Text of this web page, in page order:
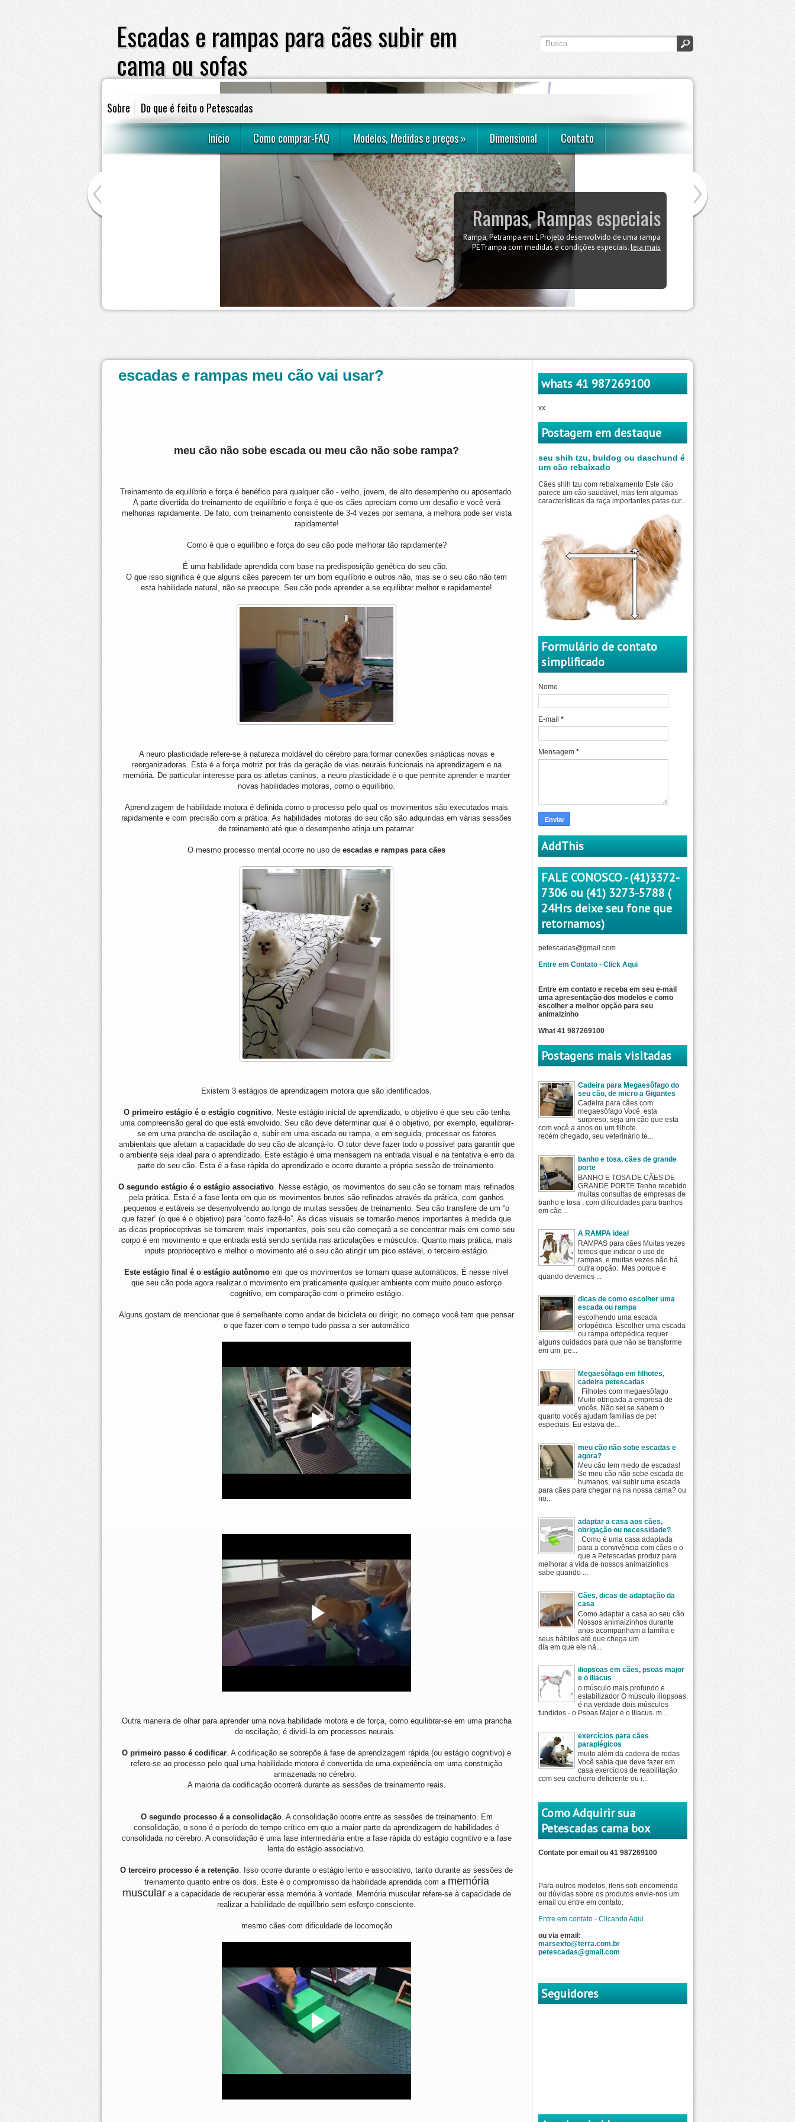
Escadas e rampas para cães subir em
cama ou sofas
escadas e rampas para cães subir em sofá ou cama
Sobre
Do que é feito o Petescadas
Início
Como comprar-FAQ Modelos, Medidas e preços» Dimensional Contato
Rampas, Rampas especiais
Rampa, Petrampa em L Projeto desenvolvido de uma rampa
PETrampa com medidas e condições especiais.leia mais
Quarto de casal
Como obter a melhor opção para manter seu filhote no
quarto do casal com conforto e sem destruir a harmonia do
escadas e rampas meu cão vai usar?
meu cão não sobe escada ou meu cão não sobe rampa?
Treinamento de equilíbrio e força é benéfico para qualquer cão - velho, jovem, de alto desempenho ou aposentado.
A parte divertida do treinamento de equilíbrio e força é que os cães apreciam como um desafio e você verá
melhorias rapidamente. De fato, com treinamento consistente de 3-4 vezes por semana, a melhora pode ser vista
rapidamente!
Como é que o equilíbrio e força do seu cão pode melhorar tão rapidamente?
É uma habilidade aprendida com base na predisposição genética do seu cão.
O que isso significa é que alguns cães parecem ter um bom equilíbrio e outros não, mas se o seu cão não tem
esta habilidade natural, não se preocupe. Seu cão pode aprender a se equilibrar melhor e rapidamente!
A neuro plasticidade refere-se à natureza moldável do cérebro para formar conexões sinápticas novas e
reorganizadoras. Esta é a força motriz por trás da geração de vias neurais funcionais na aprendizagem e na
memória. De particular interesse para os atletas caninos, a neuro plasticidade é o que permite aprender e manter
novas habilidades motoras, como o equilíbrio.
Aprendizagem de habilidade motora é definida como o processo pelo qual os movimentos são executados mais
rapidamente e com precisão com a prática. As habilidades motoras do seu cão são adquiridas em várias sessões
de treinamento até que o desempenho atinja um patamar.
O mesmo processo mental ocorre no uso de escadas e rampas para cães
Existem 3 estágios de aprendizagem motora que são identificados.
O primeiro estágio é o estágio cognitivo. Neste estágio inicial de aprendizado, o objetivo é que seu cão tenha
uma compreensão geral do que está envolvido. Seu cão deve determinar qual é o objetivo, por exemplo, equilibrar-
se em uma prancha de oscilação e, subir em uma escada ou rampa, e em seguida, processar os fatores
ambientais que afetam a capacidade do seu cão de alcançá-lo. O tutor deve fazer todo o possível para garantir que
o ambiente seja ideal para o aprendizado. Este estágio é uma mensagem na entrada visual e na tentativa e erro da
parte do seu cão. Esta é a fase rápida do aprendizado e ocorre durante a própria sessão de treinamento.
O segundo estágio é o estágio associativo. Nesse estágio, os movimentos do seu cão se tornam mais refinados
pela prática. Esta é a fase lenta em que os movimentos brutos são refinados através da prática, com ganhos
pequenos e estáveis ​​se desenvolvendo ao longo de muitas sessões de treinamento. Seu cão transfere de um “o
que fazer” (o que é o objetivo) para “como fazê-lo”. As dicas visuais se tornarão menos importantes à medida que
as dicas proprioceptivas se tornarem mais importantes, pois seu cão começará a se concentrar mais em como seu
corpo é em movimento e que entrada está sendo sentida nas articulações e músculos. Quanto mais prática, mais
inputs proprioceptivo e melhor o movimento até o seu cão atingir um pico estável, o terceiro estágio.
Este estágio final é o estágio autônomo em que os movimentos se tornam quase automáticos. É nesse nível
que seu cão pode agora realizar o movimento em praticamente qualquer ambiente com muito pouco esforço
cognitivo, em comparação com o primeiro estágio.
Alguns gostam de mencionar que é semelhante como andar de bicicleta ou dirigir, no começo você tem que pensar
o que fazer com o tempo tudo passa a ser automático
Outra maneira de olhar para aprender uma nova habilidade motora e de força, como equilibrar-se em uma prancha
de oscilação, é dividi-la em processos neurais.
O primeiro passo é codificar. A codificação se sobrepõe à fase de aprendizagem rápida (ou estágio cognitivo) e
refere-se ao processo pelo qual uma habilidade motora é convertida de uma experiência em uma construção
armazenada no cérebro.
A maioria da codificação ocorrerá durante as sessões de treinamento reais.
O segundo processo é a consolidação. A consolidação ocorre entre as sessões de treinamento. Em
consolidação, o sono é o período de tempo crítico em que a maior parte da aprendizagem de habilidades é
consolidada no cérebro. A consolidação é uma fase intermediária entre a fase rápida do estágio cognitivo e a fase
lenta do estágio associativo.
O terceiro processo é a retenção. Isso ocorre durante o estágio lento e associativo, tanto durante as sessões de
treinamento quanto entre os dois. Este é o compromisso da habilidade aprendida com a memória
musculare a capacidade de recuperar essa memória à vontade. Memória muscular refere-se à capacidade de
realizar a habilidade de equilíbrio sem esforço consciente.
mesmo cães com dificuldade de locomoção
whats 41 987269100
xx
Postagem em destaque
seu shih tzu, buldog ou daschund é
um cão rebaixado
Cães shih tzu com rebaixamento Este cão
parece um cão saudável, mas tem algumas
características da raça importantes patas cur...
Formulário de contato
simplificado
Nome
E-mail *
Mensagem *
AddThis
FALE CONOSCO - (41)3372-
7306 ou (41) 3273-5788 (
24Hrs deixe seu fone que
retornamos)
petescadas@gmail.com
Entre em Contato - Click Aqui
Entre em contato e receba em seu e-mail
uma apresentação dos modelos e como
escolher a melhor opção para seu
animalzinho
What 41 987269100
Postagens mais visitadas
Cadeira para Megaesôfago do
seu cão, de micro a Gigantes
Cadeira para cães com
megaesôfago Você esta
surpreso, seja um cão que esta
com você a anos ou um filhote
recém chegado, seu veterinário te...
banho e tosa, cães de grande
porte
BANHO E TOSA DE CÃES DE
GRANDE PORTE Tenho recebido
muitas consultas de empresas de
banho e tosa , com dificuldades para banhos
em cãe...
A RAMPA ideal
RAMPAS para cães Muitas vezes
temos que indicar o uso de
rampas, e muitas vezes não há
outra opção. Mas porque e
quando devemos ...
dicas de como escolher uma
escada ou rampa
escolhendo uma escada
ortopédica Escolher uma escada
ou rampa ortopédica requer
alguns cuidados para que não se transforme
em um pe...
Megaesôfago em filhotes,
cadeira petescadas
Filhotes com megaesôfago
Muito obrigada a empresa de
vocês. Não sei se sabem o
quanto vocês ajudam famílias de pet
especiais. Eu estava de...
meu cão não sobe escadas e
agora?
Meu cão tem medo de escadas!
Se meu cão não sobe escada de
humanos, vai subir uma escada
para cães para chegar na na nossa cama? ou
no...
adaptar a casa aos cães,
obrigação ou necessidade?
Como é uma casa adaptada
para a convivência com cães e o
que a Petescadas produz para
melhorar a vida de nossos animaizinhos
sabe quando ...
Cães, dicas de adaptação da
casa
Como adaptar a casa ao seu cão
Nossos animaizinhos durante
anos acompanham a família e
seus hábitos até que chega um
dia em que ele nã...
iliopsoas em cães, psoas major
e o iliacus
o músculo mais profundo e
estabilizador O músculo iliopsoas
é na verdade dois músculos
fundidos - o Psoas Major e o Iliacus. m...
exercícios para cães
paraplégicos
muito além da cadeira de rodas
Você sabia que deve fazer em
casa exercícios de reabilitação
com seu cachorro deficiente ou i...
Como Adquirir sua
Petescadas cama box
Contate por email ou 41 987269100
Para outros modelos, itens sob encomenda
ou dúvidas sobre os produtos envie-nos um
email ou entre em contato.
Entre em contato - Clicando Aqui
ou via email:
marsexto@terra.com.br
petescadas@gmail.com
Seguidores